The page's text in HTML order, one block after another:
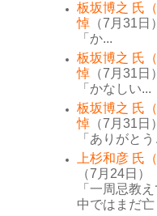
板坂博之 氏
悼 （7月31日）
「か...
板坂博之 氏
悼 （7月31日）
「かなしい...
板坂博之 氏
悼 （7月31日）
「ありがと
上杉和彦 氏
（7月24日）
「一周忌教
中ではまだ亡